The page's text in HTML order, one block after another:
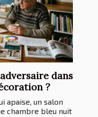
dans
?
apaise, un salon
chambre bleu nuit